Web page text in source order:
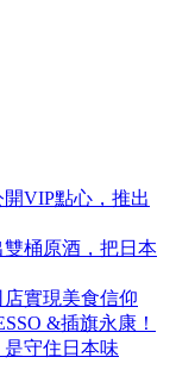
VIP點心，推出
桶原酒，把日本
實現美食信仰
&插旗永康！
守住日本味